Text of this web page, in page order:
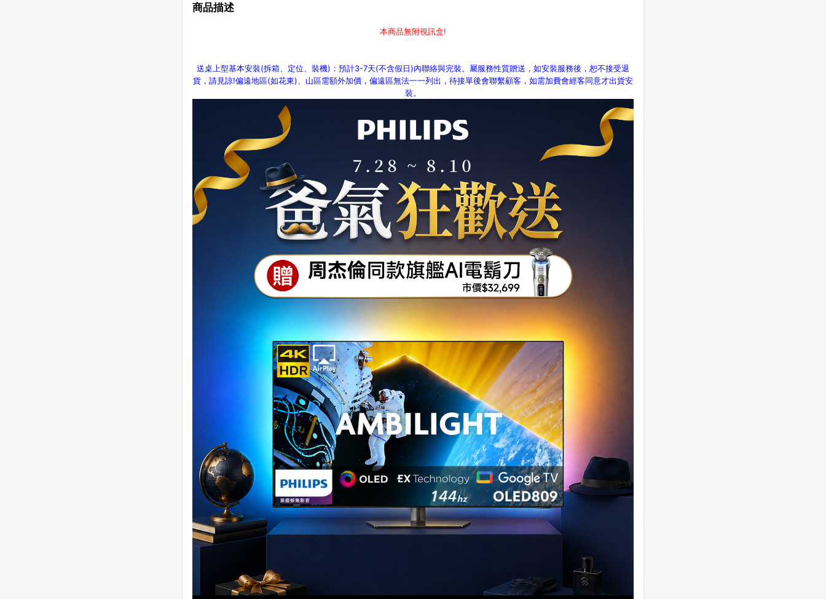
商品描述
本商品無附視訊盒!
送桌上型基本安裝(拆箱、定位、裝機)：預計3-7天(不含假日)內聯絡與完裝。屬服務性質贈送，如安裝服務後，恕不接受退
貨，請見諒!偏遠地區(如花東)、山區需額外加價，偏遠區無法一一列出，待接單後會聯繫顧客，如需加費會經客同意才出貨安
裝。